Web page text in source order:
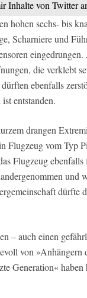
Inhalte von Twitter
hohen sechs- bis
Scharniere und
die verklebt
ebenfalls
entstanden.
drangen
Flugzeug vom Typ
Flugzeug
und
dürfte
– auch einen
von »Anhängern
Generation«